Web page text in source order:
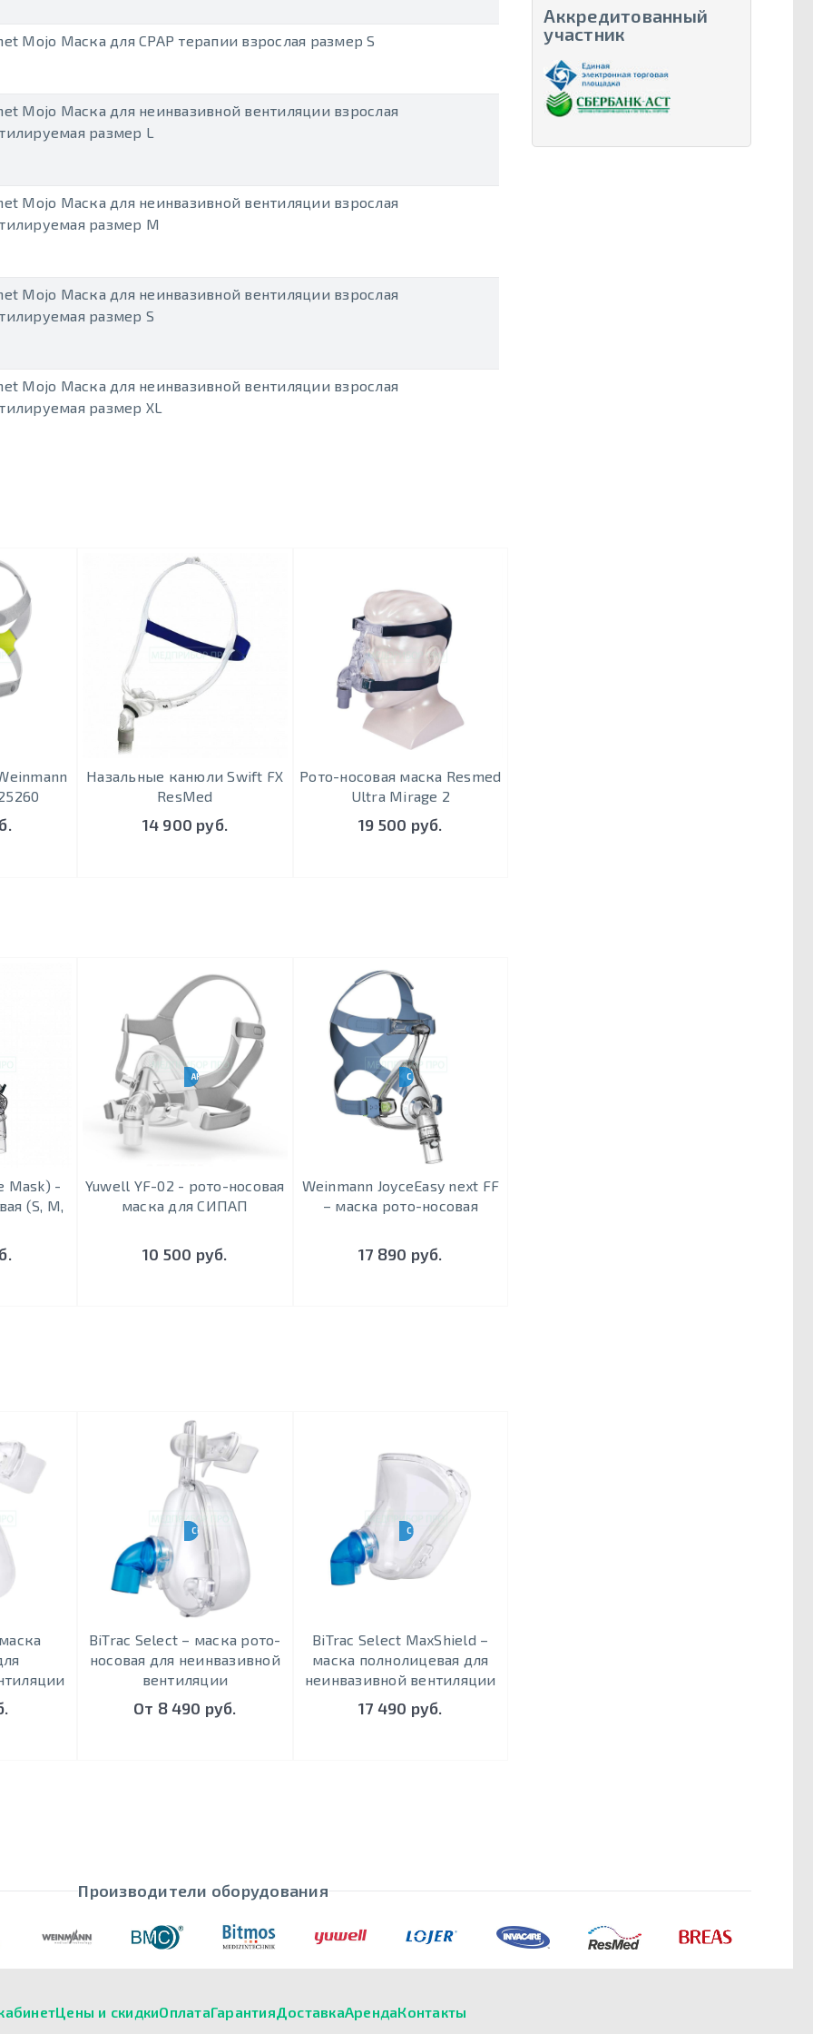
Mojo Маска для CPAP терапии взрослая размер S
Mojo Маска для неинвазивной вентиляции взрослая
размер L
Mojo Маска для неинвазивной вентиляции взрослая
размер M
Mojo Маска для неинвазивной вентиляции взрослая
размер S
Mojo Маска для неинвазивной вентиляции взрослая
размер XL
Назальные канюли Swift FX
ResMed
14 900 руб.
Рото-носовая маска Resmed
Ultra Mirage 2
19 500 руб.
Mask) -
(S, M,
АНАЛОГ RESMED F20
Yuwell YF-02 - рото-носовая
маска для СИПАП
10 500 руб.
CPAP-BPAP-НВЛ
Weinmann JoyceEasy next FF
– маска рото-носовая
17 890 руб.
НВЛ CPAP-BPAP-НВЛ
BiTrac Select – маска рото-
носовая для неинвазивной
вентиляции
От 8 490 руб.
CPAP-BPAP-НВЛ
BiTrac Select MaxShield –
маска полнолицевая для
неинвазивной вентиляции
17 490 руб.
Аккредитованный
участник
Производители оборудования
Цены и скидкиОплатаГарантияДоставкаАрендаКонтакты